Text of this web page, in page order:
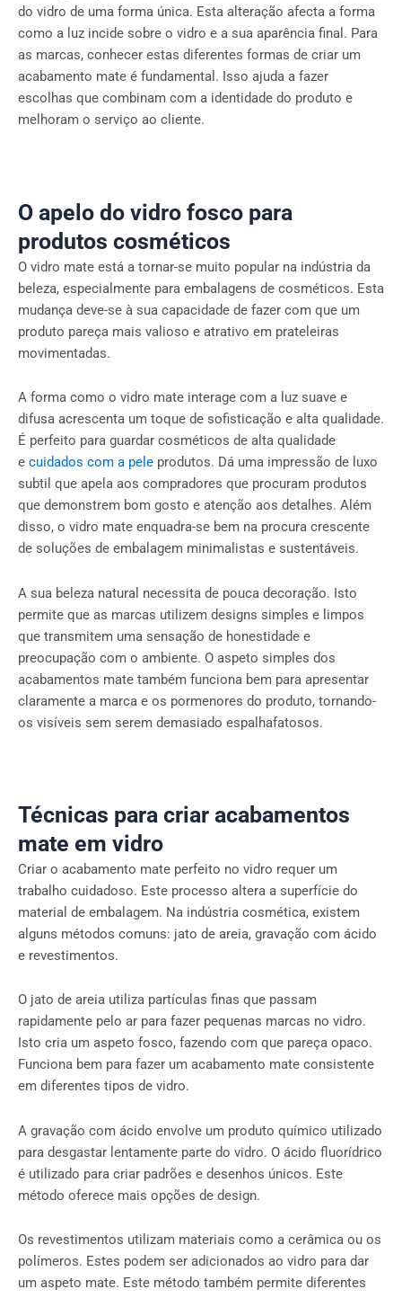
do vidro de uma forma única. Esta alteração afecta a forma
como a luz incide sobre o vidro e a sua aparência final. Para
as marcas, conhecer estas diferentes formas de criar um
acabamento mate é fundamental. Isso ajuda a fazer
escolhas que combinam com a identidade do produto e
melhoram o serviço ao cliente.
O apelo do vidro fosco para
produtos cosméticos
O vidro mate está a tornar-se muito popular na indústria da
beleza, especialmente para embalagens de cosméticos. Esta
mudança deve-se à sua capacidade de fazer com que um
produto pareça mais valioso e atrativo em prateleiras
movimentadas.
A forma como o vidro mate interage com a luz suave e
difusa acrescenta um toque de sofisticação e alta qualidade.
É perfeito para guardar cosméticos de alta qualidade
e cuidados com a pele produtos. Dá uma impressão de luxo
subtil que apela aos compradores que procuram produtos
que demonstrem bom gosto e atenção aos detalhes. Além
disso, o vidro mate enquadra-se bem na procura crescente
de soluções de embalagem minimalistas e sustentáveis.
A sua beleza natural necessita de pouca decoração. Isto
permite que as marcas utilizem designs simples e limpos
que transmitem uma sensação de honestidade e
preocupação com o ambiente. O aspeto simples dos
acabamentos mate também funciona bem para apresentar
claramente a marca e os pormenores do produto, tornando-
os visíveis sem serem demasiado espalhafatosos.
Técnicas para criar acabamentos
mate em vidro
Criar o acabamento mate perfeito no vidro requer um
trabalho cuidadoso. Este processo altera a superfície do
material de embalagem. Na indústria cosmética, existem
alguns métodos comuns: jato de areia, gravação com ácido
e revestimentos.
O jato de areia utiliza partículas finas que passam
rapidamente pelo ar para fazer pequenas marcas no vidro.
Isto cria um aspeto fosco, fazendo com que pareça opaco.
Funciona bem para fazer um acabamento mate consistente
em diferentes tipos de vidro.
A gravação com ácido envolve um produto químico utilizado
para desgastar lentamente parte do vidro. O ácido fluorídrico
é utilizado para criar padrões e desenhos únicos. Este
método oferece mais opções de design.
Os revestimentos utilizam materiais como a cerâmica ou os
polímeros. Estes podem ser adicionados ao vidro para dar
um aspeto mate. Este método também permite diferentes